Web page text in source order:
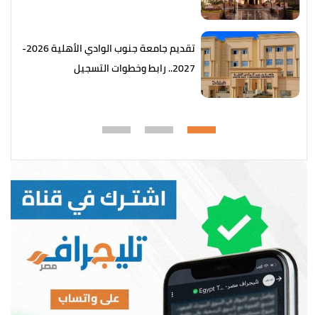
تقديم جامعة جنوب الوادي الأهلية 2026-
2027.. رابط وخطوات التسجيل